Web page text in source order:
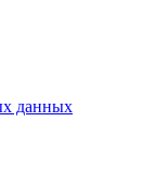
данных